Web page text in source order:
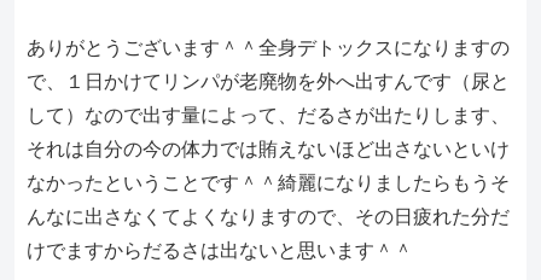
ありがとうございます＾＾全身デトックスになりますの
で、１日かけてリンパが老廃物を外へ出すんです（尿と
して）なので出す量によって、だるさが出たりします、
それは自分の今の体力では賄えないほど出さないといけ
なかったということです＾＾綺麗になりましたらもうそ
んなに出さなくてよくなりますので、その日疲れた分だ
けでますからだるさは出ないと思います＾＾